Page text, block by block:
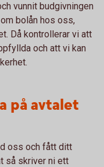
vunnit budgivningen
bolån hos oss,
Då kontrollerar vi att
och att vi kan
på avtalet
oss och fått ditt
så skriver ni ett